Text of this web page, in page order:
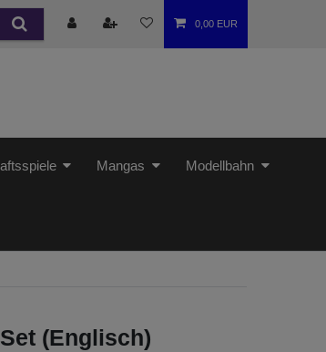
0,00 EUR
Mangas Modellbahn
(Englisch)